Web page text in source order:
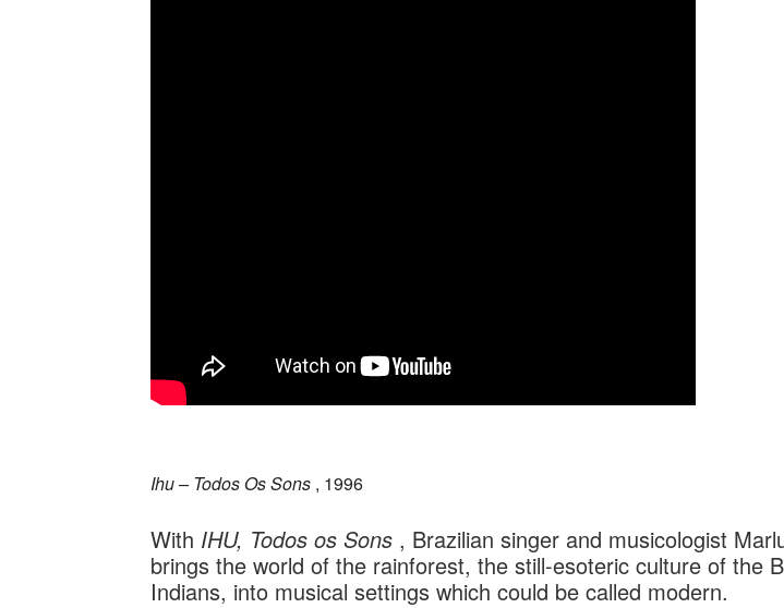
Ihu – Todos Os Sons , 1996
With IHU, Todos os Sons , Brazilian singer and musicologist
brings the world of the rainforest, the still-esoteric culture of the
Indians, into musical settings which could be called modern.